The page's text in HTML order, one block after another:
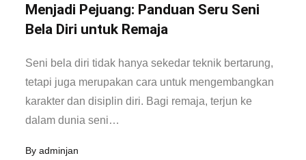
on
Menjadi Pejuang: Panduan Seru Seni
Bela Diri untuk Remaja
Seni bela diri tidak hanya sekedar teknik bertarung,
tetapi juga merupakan cara untuk mengembangkan
karakter dan disiplin diri. Bagi remaja, terjun ke
dalam dunia seni…
Byadminjan